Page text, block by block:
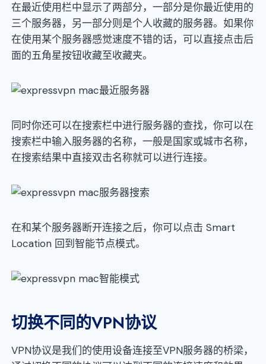
在最近使用栏中显示了两部分，一部分是你最近使用的
三个服务器，另一部分则是个人收藏的服务器。如果你
在使用某个服务器感觉速度不错的话，可以直接点击后
面的五角星按钮收藏至收藏夹。
同时你还可以在搜索栏中进行服务器的查找，你可以在
搜索栏中输入服务器的名称，一般是国家或城市名称，
在搜索结果中直接双击名称就可以进行连接。
在和某个服务器断开连接之后，你可以点击 Smart
Location 回到智能节点模式。
切换不同的VPN协议
VPN协议是我们的使用设备连接至VPN服务器的桥梁，